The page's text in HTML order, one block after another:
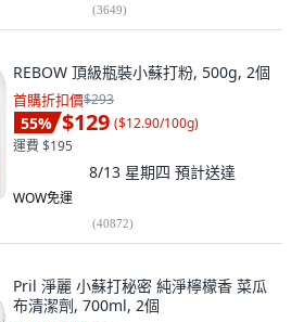
(3649)
REBOW 頂級瓶裝小蘇打粉, 500g, 2個
首購折扣價$293
55% $129 ($12.90/100g)
運費 $195
8/13 星期四 預計送達
WOW免運
(40872)
Pril 淨麗 小蘇打秘密 純淨檸檬香 菜瓜
布清潔劑, 700ml, 2個